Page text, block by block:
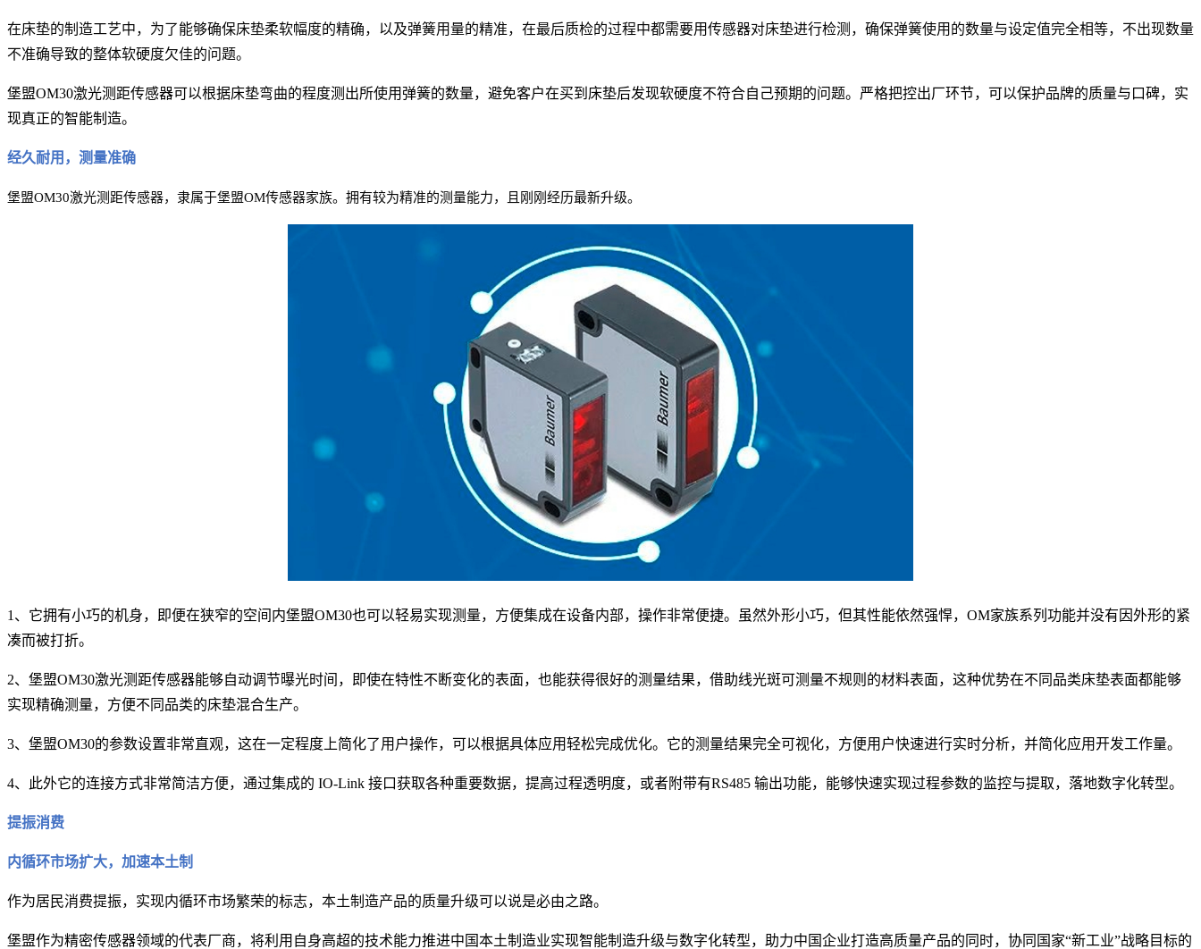
在床垫的制造工艺中，为了能够确保床垫柔软幅度的精确，以及弹簧用量的精准，在最后质检的过程中都需要用传感器对床垫进行检测，确保弹簧使用的数量与设定值完全相等，不出现数量
不准确导致的整体软硬度欠佳的问题。
堡盟OM30激光测距传感器可以根据床垫弯曲的程度测出所使用弹簧的数量，避免客户在买到床垫后发现软硬度不符合自己预期的问题。严格把控出厂环节，可以保护品牌的质量与口碑，实
现真正的智能制造。
经久耐用，测量准确
堡盟OM30激光测距传感器，隶属于堡盟OM传感器家族。拥有较为精准的测量能力，且刚刚经历最新升级。
1 、它拥有小巧的机身，即便在狭窄的空间内堡盟OM30也可以轻易实现测量，方便集成在设备内部，操作非常便捷。虽然外形小巧，但其性能依然强悍， OM家族系列功能并没有因外形的紧
凑而被打折。
2、堡盟OM30激光测距传感器能够自动调节曝光时间，即使在特性不断变化的表面，也能获得很好的测量结果，借助线光斑可测量不规则的材料表面，这种优势在不同品类床垫表面都能够
实现精确测量，方便不同品类的床垫混合生产。
3、堡盟OM30的参数设置非常直观，这在一定程度上简化了用户操作，可以根据具体应用轻松完成优化。它的测量结果完全可视化，方便用户快速进行实时分析，并简化应用开发工作量。
4、此外它的连接方式非常简洁方便，通过集成的 IO-Link 接口获取各种重要数据，提高过程透明度，或者附带有RS485 输出功能，能够快速实现过程参数的监控与提取，落地数字化转型。
提振消费
内循环市场扩大，加速本土制
作为居民消费提振，实现内循环市场繁荣的标志，本土制造产品的质量升级可以说是必由之路。
堡盟作为精密传感器领域的代表厂商，将利用自身高超的技术能力推进中国本土制造业实现智能制造升级与数字化转型，助力中国企业打造高质量产品的同时，协同国家“新工业”战略目标的